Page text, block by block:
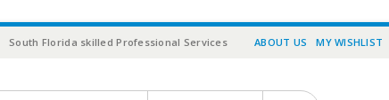
South Florida skilled Professional Services ABOUT US MY WISHLIST